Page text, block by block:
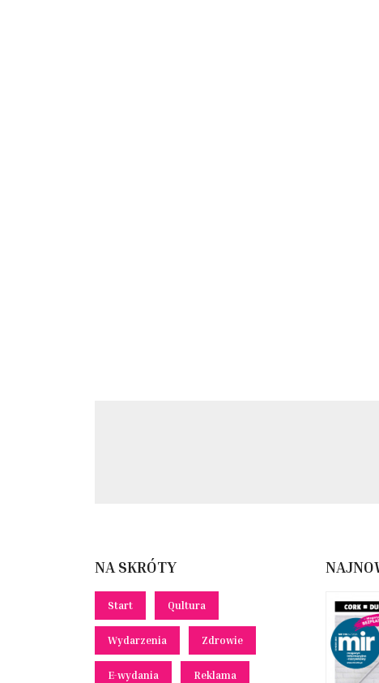
NA SKRÓTY
Start Qultura
Wydarzenia Zdrowie
E-wydania Reklama